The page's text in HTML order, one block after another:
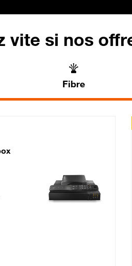
vite si nos
Fibre
Livebox
12 mois